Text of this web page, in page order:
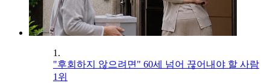
1.
"후회하지 않으려면" 60세 넘어 끊어내야 할 사람
1위